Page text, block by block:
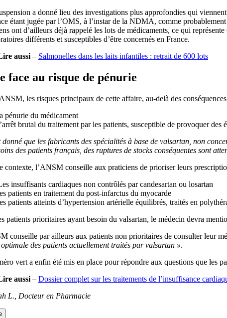
a donné lieu des investigations plus approfondies qui
étant jugée par l’OMS, à l’instar de la NDMA, comme
ont d’ailleurs déjà rappelé les lots de médicaments, ce qui
différents et susceptibles d’être concernés en France.
aussi– Salmonelles dans les laits infantiles : retrait de 600 lots
face au risque de pénurie
les risques principaux de cette affaire, au-delà des
pénurie du médicament
brutal du traitement par les patients, susceptible de provoquer des
que les fabricants des spécialités à base de valsartan, non
des patients français, des ruptures de stocks conséquentes sont
contexte, l’ANSM conseille aux praticiens de prioriser leurs
insuffisants cardiaques non contrôlés par candesartan ou losartan
patients en traitement du post-infarctus du myocarde
patients atteints d’hypertension artérielle équilibrés, traités en
patients prioritaires ayant besoin du valsartan, le médecin devra
conseille par ailleurs aux patients non prioritaires de consulter leur
des patients actuellement traités par valsartan ».
vert a enfin été mis en place pour répondre aux questions que les
aussi– Dossier complet sur les traitements de l’insuffisance
L., Docteur en Pharmacie